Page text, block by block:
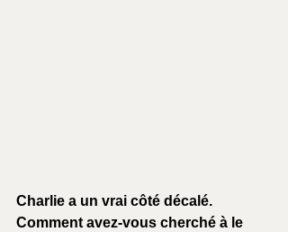
Charlie a un vrai côté décalé.
Comment avez-vous cherché à le